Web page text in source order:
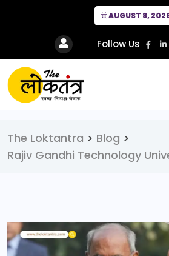
AUGUST 8,
Follow Us
The Loktantra > Blog >
Rajiv Gandhi Technology